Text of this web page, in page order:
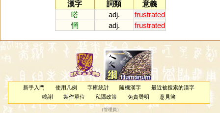
漢字
詞類
意義
嗒
adj.
frustrated
惘
adj. frustrated
新手入門 使用凡例 字庫統計 隨機漢字
最近被搜索的漢字
鳴謝
製作單位 私隱政策 免責聲明 意見簿
（管理員 ）